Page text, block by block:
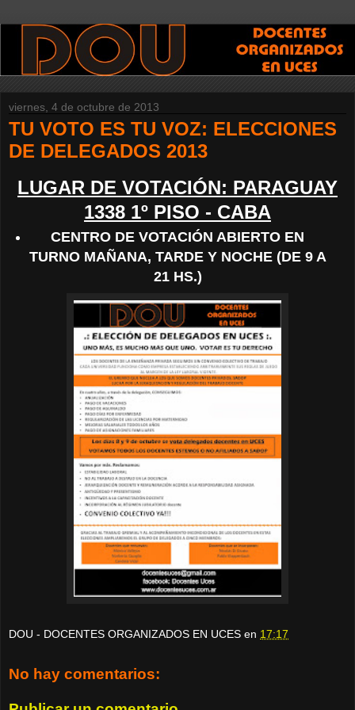
viernes, 4 de octubre de 2013
TU VOTO ES TU VOZ: ELECCIONES
DE DELEGADOS 2013
LUGAR DE VOTACIÓN: PARAGUAY
1338 1º PISO - CABA
CENTRO DE VOTACIÓN ABIERTO EN
TURNO MAÑANA, TARDE Y NOCHE (DE 9 A
21 HS.)
DOU - DOCENTES ORGANIZADOS EN UCES en 17:17
No hay comentarios: